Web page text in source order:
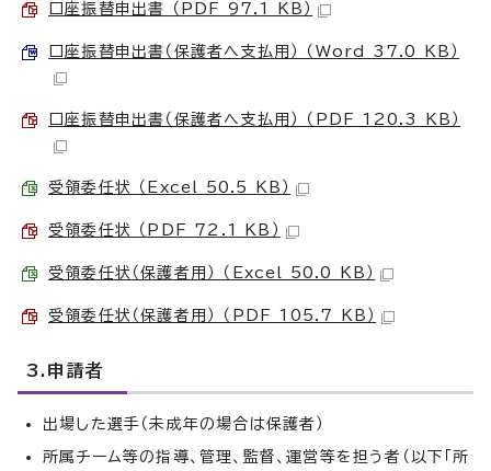
口座振替申出書 （PDF 97.1 KB）
口座振替申出書（保護者へ支払用） （Word 37.0 KB）
口座振替申出書（保護者へ支払用） （PDF 120.3 KB）
受領委任状 （Excel 50.5 KB）
受領委任状 （PDF 72.1 KB）
受領委任状（保護者用） （Excel 50.0 KB）
受領委任状（保護者用） （PDF 105.7 KB）
3.申請者
出場した選手（未成年の場合は保護者）
所属チーム等の指導、管理、監督、運営等を担う者（以下「所